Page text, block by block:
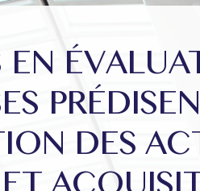
EN
DES